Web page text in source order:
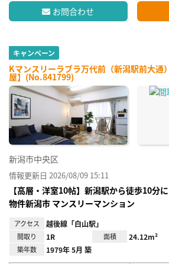
お問合わせ
キャンペーン
Kマンスリーラブラ万代前（新潟駅前大通
屋】(No.841799)
新潟市中央区
情報更新日 2026/08/09 15:11
【高層・洋室10帖】新潟駅から徒歩10
物件新潟市 マンスリーマンション
アクセス 越後線「白山駅」
間取り 1R 面積 24.12m²
築年数 1979年 5月 築